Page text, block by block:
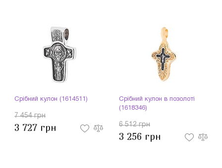
Срібний кулон (1614511)
7 454 грн
3 727 грн
Срібний кулон в позолоті
(1618346)
6 512 грн
3 256 грн